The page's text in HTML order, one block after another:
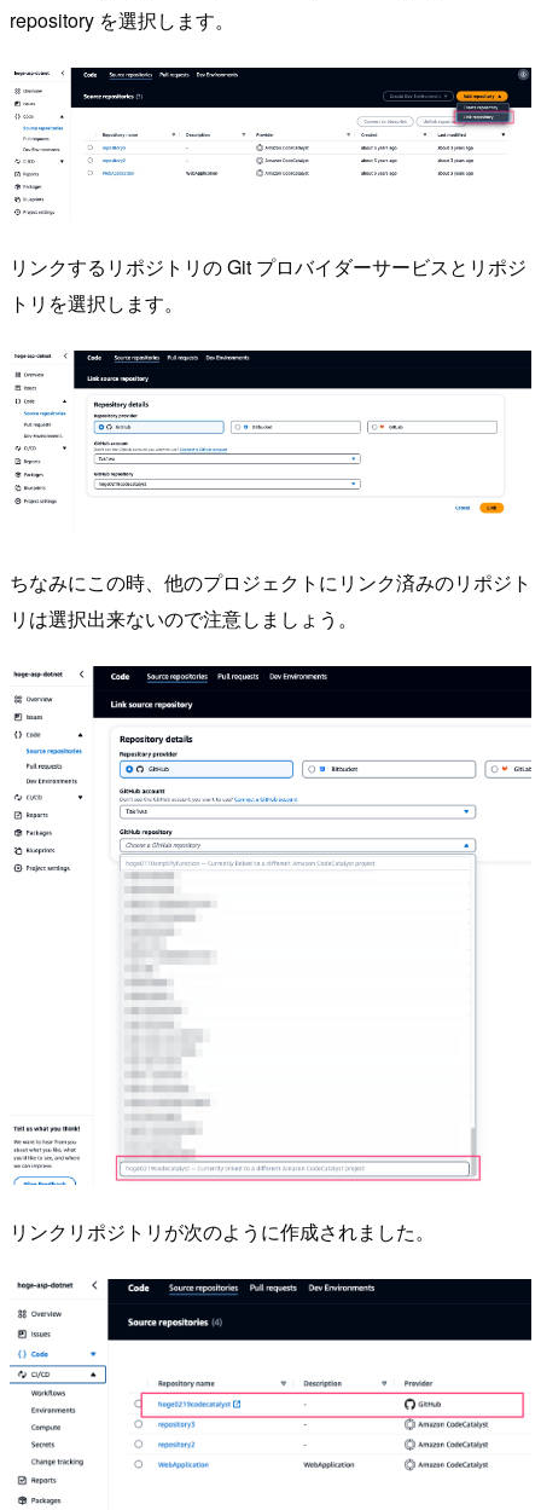
repository を選択します。
リンクするリポジトリの Git プロバイダーサービスとリポジ
トリを選択します。
ちなみにこの時、他のプロジェクトにリンク済みのリポジト
リは選択出来ないので注意しましょう。
リンクリポジトリが次のように作成されました。